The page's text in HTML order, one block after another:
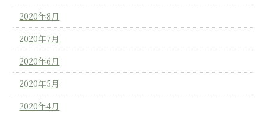
2020年8月
2020年7月
2020年6月
2020年5月
2020年4月